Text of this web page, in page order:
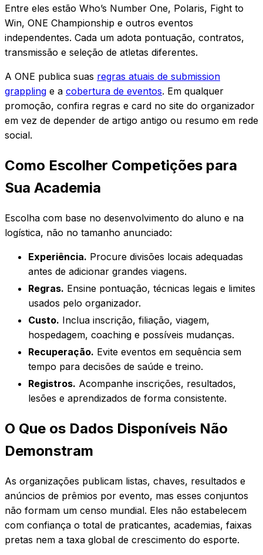
Entre eles estão Who’s Number One, Polaris, Fight to
Win, ONE Championship e outros eventos
independentes. Cada um adota pontuação, contratos,
transmissão e seleção de atletas diferentes.
A ONE publica suas regras atuais de submission
grappling e a cobertura de eventos. Em qualquer
promoção, confira regras e card no site do organizador
em vez de depender de artigo antigo ou resumo em rede
social.
Como Escolher Competições para
Sua Academia
Escolha com base no desenvolvimento do aluno e na
logística, não no tamanho anunciado:
Experiência. Procure divisões locais adequadas
antes de adicionar grandes viagens.
Regras. Ensine pontuação, técnicas legais e limites
usados pelo organizador.
Custo. Inclua inscrição, filiação, viagem,
hospedagem, coaching e possíveis mudanças.
Recuperação. Evite eventos em sequência sem
tempo para decisões de saúde e treino.
Registros. Acompanhe inscrições, resultados,
lesões e aprendizados de forma consistente.
O Que os Dados Disponíveis Não
Demonstram
As organizações publicam listas, chaves, resultados e
anúncios de prêmios por evento, mas esses conjuntos
não formam um censo mundial. Eles não estabelecem
com confiança o total de praticantes, academias, faixas
pretas nem a taxa global de crescimento do esporte.